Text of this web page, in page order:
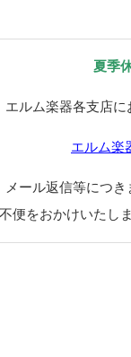
夏季
ルム楽器各支店
エルム楽
ール返信等につ
便をおかけいたし